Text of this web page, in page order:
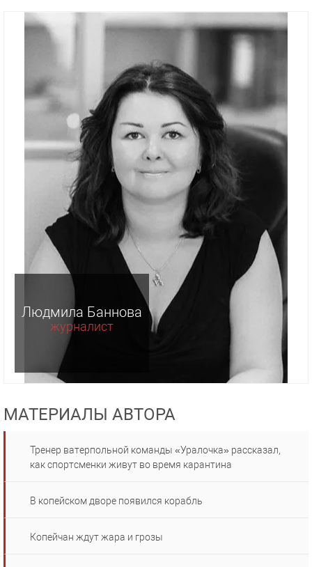
Людмила Баннова
журналист
МАТЕРИАЛЫ АВТОРА
Тренер ватерпольной команды «Уралочка» рассказал,
как спортсменки живут во время карантина
В копейском дворе появился корабль
Копейчан ждут жара и грозы